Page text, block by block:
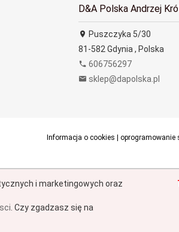
D&A Polska Andrzej
Puszczyka 5/30
81-582 Gdynia , Polska
606756297
sklep@dapolska.pl
Informacja o cookies
oprogramowanie
i marketingowych oraz
.Czy zgadzasz się na